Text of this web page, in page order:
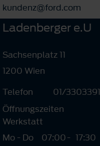
kundenz@ford.com
Ladenberger e.U
Sachsenplatz 11
1200 Wien
Telefon
01/3303391
Öffnungszeiten
Werkstatt
Mo - Do
07:00- 17:30